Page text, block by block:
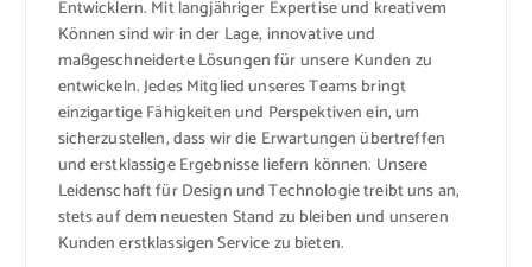
Entwicklern. Mit langjähriger Expertise und kreativem
Können sind wir in der Lage, innovative und
maßgeschneiderte Lösungen für unsere Kunden zu
entwickeln. Jedes Mitglied unseres Teams bringt
einzigartige Fähigkeiten und Perspektiven ein, um
sicherzustellen, dass wir die Erwartungen übertreffen
und erstklassige Ergebnisse liefern können. Unsere
Leidenschaft für Design und Technologie treibt uns an,
stets auf dem neuesten Stand zu bleiben und unseren
Kunden erstklassigen Service zu bieten.